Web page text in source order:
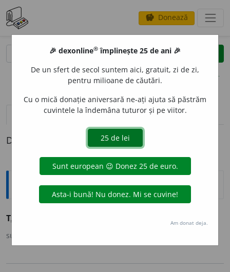
savings Donează
clear
opțiuni
definiții (1) pronunțievolume_up (5)
Definiția cu ID-ul 213898:
Sinonime
TA
sursa:
🎉 dexonline® împlinește 25 de ani 🎉
De un sfert de secol suntem aici, gratuit, zi de zi,
pentru milioane de căutări.
Cu o mică donație aniversară ne-ați ajuta să păstrăm
cuvintele la îndemâna tuturor și pe viitor.
Am donat deja.